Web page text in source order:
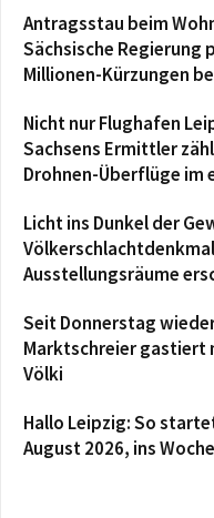
Antragsstau beim
Sächsische Regierung
Millionen-Kürzungen
Nicht nur Flughafen
Sachsens Ermittler
Drohnen-Überflüge im
Licht ins Dunkel der
Ausstellungsräume
Seit Donnerstag
Marktschreier gastiert
Völki
Hallo Leipzig: So
August 2026, ins